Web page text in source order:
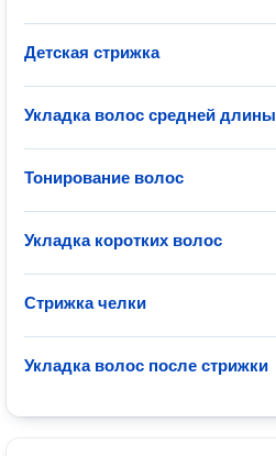
Детская стрижка
Укладка волос средней длины
Тонирование волос
Укладка коротких волос
Стрижка челки
Укладка волос после стрижки